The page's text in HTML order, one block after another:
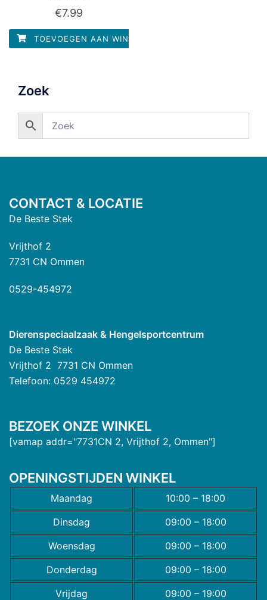
Waardering
5
€7.99
TOEVOEGEN AAN WINKELWAGEN
Zoek
CONTACT & LOCATIE
De Beste Stek
Vrijthof 2
7731 CN Ommen
0529-454972
Dierenspeciaalzaak & Hengelsportcentrum
De Beste Stek
Vrijthof 2 7731 CN Ommen
Telefoon: 0529 454972
BEZOEK ONZE WINKEL
[vamap addr="7731CN 2, Vrijthof 2, Ommen"]
OPENINGSTIJDEN WINKEL
Maandag
10:00 – 18:00
Dinsdag
09:00 – 18:00
Woensdag
09:00 – 18:00
Donderdag
09:00 – 18:00
Vrijdag
09:00 – 19:00